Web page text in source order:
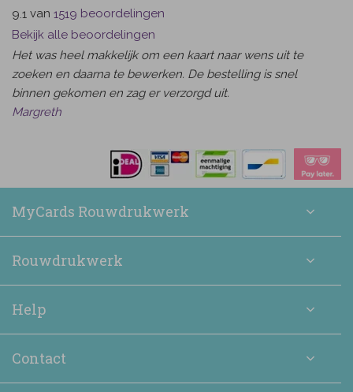
9.1 van 1519 beoordelingen
Bekijk alle beoordelingen
Het was heel makkelijk om een kaart naar wens uit te
zoeken en daarna te bewerken. De bestelling is snel
binnen gekomen en zag er verzorgd uit.
Margreth
MyCards Rouwdrukwerk
Rouwdrukwerk
Help
Contact